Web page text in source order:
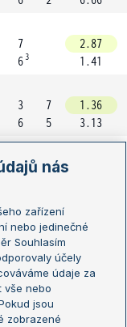
7
6 3
2.87
1.41
3
6
7
5
1.36
3.13
5
6
7
5
1.14
6
3
6
4
nás
zařízení
nebo jedinečné
Souhlasím
účely
údaje za
vše nebo
jsou
zobrazené